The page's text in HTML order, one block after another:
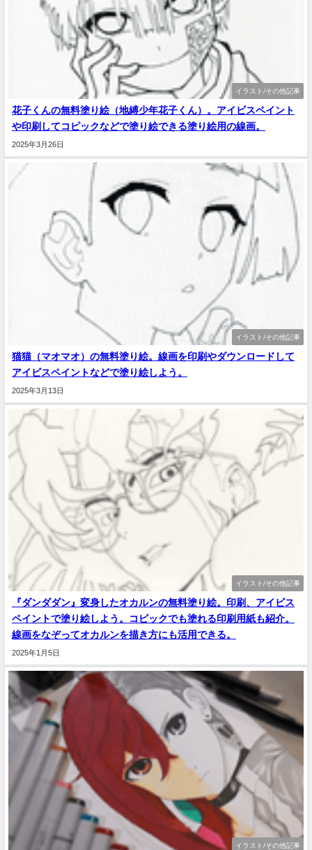
イラスト/その他記事
花子くんの無料塗り絵（地縛少年花子くん）。アイビスペイント
や印刷してコピックなどで塗り絵できる塗り絵用の線画。
2025年3月26日
イラスト/その他記事
猫猫（マオマオ）の無料塗り絵。線画を印刷やダウンロードして
アイビスペイントなどで塗り絵しよう。
2025年3月13日
イラスト/その他記事
『ダンダダン』変身したオカルンの無料塗り絵。印刷、アイビス
ペイントで塗り絵しよう。コピックでも塗れる印刷用紙も紹介。
線画をなぞってオカルンを描き方にも活用できる。
2025年1月5日
イラスト/その他記事